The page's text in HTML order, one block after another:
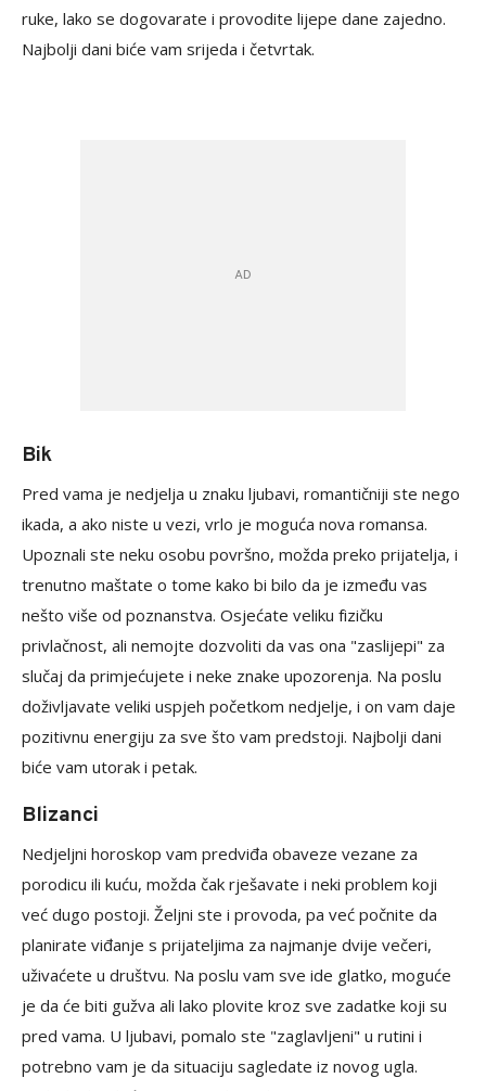
ruke, lako se dogovarate i provodite lijepe dane zajedno.
Najbolji dani biće vam srijeda i četvrtak.
Bik
Pred vama je nedjelja u znaku ljubavi, romantičniji ste nego
ikada, a ako niste u vezi, vrlo je moguća nova romansa.
Upoznali ste neku osobu površno, možda preko prijatelja, i
trenutno maštate o tome kako bi bilo da je između vas
nešto više od poznanstva. Osjećate veliku fizičku
privlačnost, ali nemojte dozvoliti da vas ona "zaslijepi" za
slučaj da primjećujete i neke znake upozorenja. Na poslu
doživljavate veliki uspjeh početkom nedjelje, i on vam daje
pozitivnu energiju za sve što vam predstoji. Najbolji dani
biće vam utorak i petak.
Blizanci
Nedjeljni horoskop vam predviđa obaveze vezane za
porodicu ili kuću, možda čak rješavate i neki problem koji
već dugo postoji. Željni ste i provoda, pa već počnite da
planirate viđanje s prijateljima za najmanje dvije večeri,
uživaćete u društvu. Na poslu vam sve ide glatko, moguće
je da će biti gužva ali lako plovite kroz sve zadatke koji su
pred vama. U ljubavi, pomalo ste "zaglavljeni" u rutini i
potrebno vam je da situaciju sagledate iz novog ugla.